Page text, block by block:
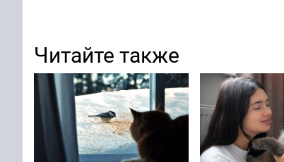
Читайте также